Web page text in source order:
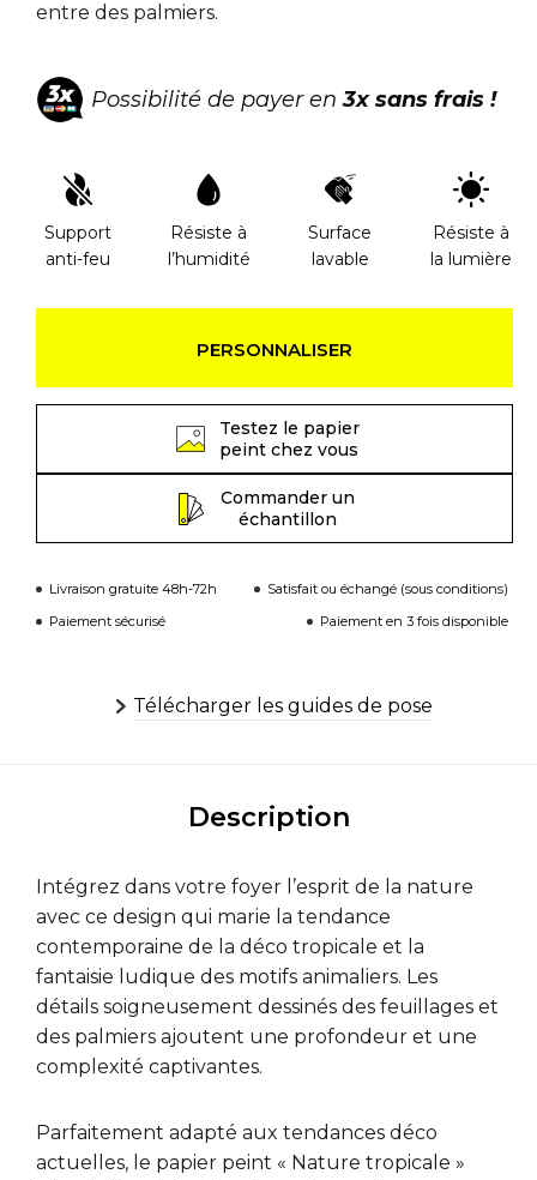
entre des palmiers.
Possibilité de payer en3x sans frais !
Support
anti-feu
Résiste à
l’humidité
Surface
lavable
Résiste à
la lumière
PERSONNALISER
Testez le papier
peint chez vous
Commander un
échantillon
Livraison gratuite 48h-72h
Satisfait ou échangé (sous conditions)
Paiement sécurisé
Paiement en 3 fois disponible
Télécharger les guides de pose
Description
Intégrez dans votre foyer l’esprit de la nature
avec ce design qui marie la tendance
contemporaine de la déco tropicale et la
fantaisie ludique des motifs animaliers. Les
détails soigneusement dessinés des feuillages et
des palmiers ajoutent une profondeur et une
complexité captivantes.
Parfaitement adapté aux tendances déco
actuelles, le papier peint « Nature tropicale »